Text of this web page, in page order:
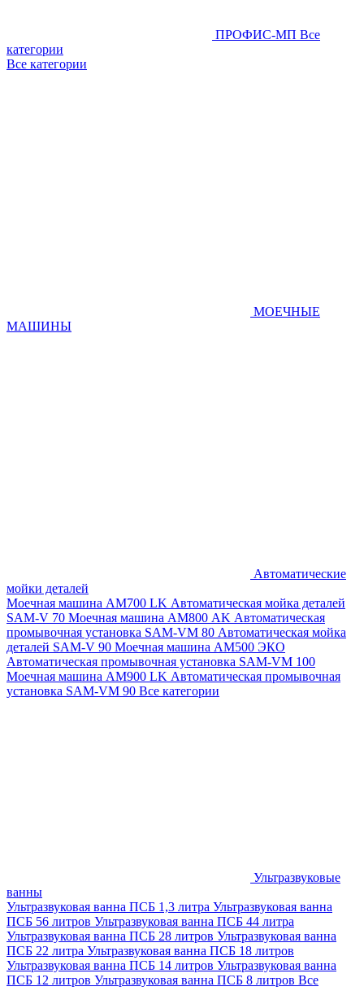
ПРОФИС-МП Все
категории
Все категории
МОЕЧНЫЕ
МАШИНЫ
Автоматические
мойки деталей
Моечная машина AM700 LK Автоматическая мойка деталей
SAM-V 70 Моечная машина АМ800 AK Автоматическая
промывочная установка SAM-VM 80 Автоматическая мойка
деталей SAM-V 90 Моечная машина АМ500 ЭКО
Автоматическая промывочная установка SAM-VM 100
Моечная машина AM900 LK Автоматическая промывочная
установка SAM-VM 90 Все категории
Ультразвуковые
ванны
Ультразвуковая ванна ПСБ 1,3 литра Ультразвуковая ванна
ПСБ 56 литров Ультразвуковая ванна ПСБ 44 литра
Ультразвуковая ванна ПСБ 28 литров Ультразвуковая ванна
ПСБ 22 литра Ультразвуковая ванна ПСБ 18 литров
Ультразвуковая ванна ПСБ 14 литров Ультразвуковая ванна
ПСБ 12 литров Ультразвуковая ванна ПСБ 8 литров Все